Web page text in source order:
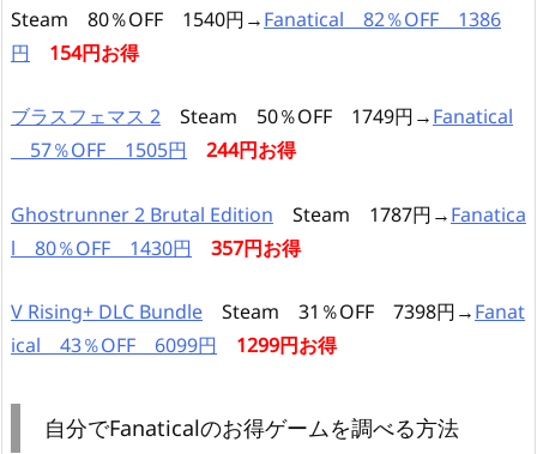
Steam 80％OFF 1540円→Fanatical 82％OFF 1386
円
154円お得
ブラスフェマス 2 Steam 50％OFF 1749円→Fanatical
57％OFF 1505円
244円お得
Ghostrunner 2 Brutal Edition Steam 1787円→Fanatica
l 80％OFF 1430円
357円お得
V Rising+ DLC Bundle Steam 31％OFF 7398円→Fanat
ical 43％OFF 6099円
1299円お得
自分でFanaticalのお得ゲームを調べる方法